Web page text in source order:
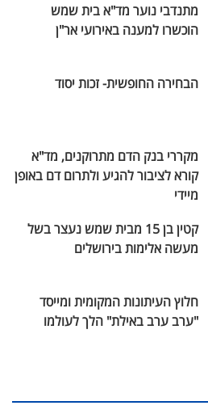
מתנדבי נוער מד"א בית שמש
הוכשרו למענה באירועי אר"ן
הבחירה החופשית- זכות יסוד
מקררי בנק הדם מתרוקנים, מד"א
קורא לציבור להגיע ולתרום דם באופן
מיידי
קטין בן 15 מבית שמש נעצר בשל
מעשה אלימות בירושלים
חלוץ העיתונות המקומית ומייסד
"ערב ערב באילת" הלך לעולמו